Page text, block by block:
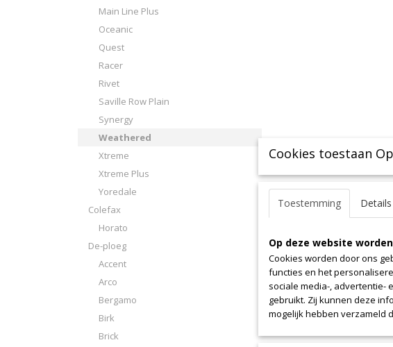
Main Line Plus
Oceanic
Quest
Racer
Rivet
Saville Row Plain
Synergy
Weathered
Xtreme
Xtreme Plus
Yoredale
Colefax
Horato
De-ploeg
Accent
Arco
Bergamo
Birk
Brick
Cookies toestaan
Toestemming Details
Op deze website
Cookies worden door ons
functies en het
sociale media-, advertentie-
gebruikt. Zij kunnen deze
mogelijk hebben verzameld